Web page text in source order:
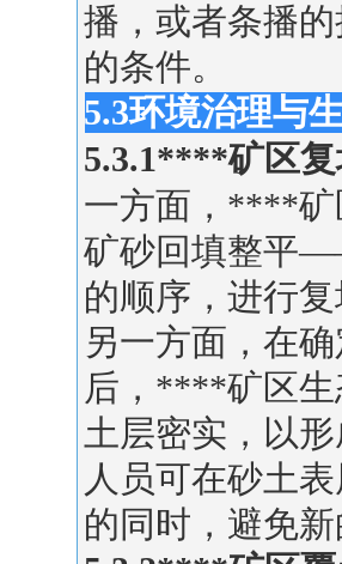
播，或者条播
的条件。
5.3环境治理与
5.3.1****矿区
一方面，****矿
矿砂回填整平
的顺序，进行
另一方面，在
后，****矿区生
土层密实，以
人员可在砂土
的同时，避免